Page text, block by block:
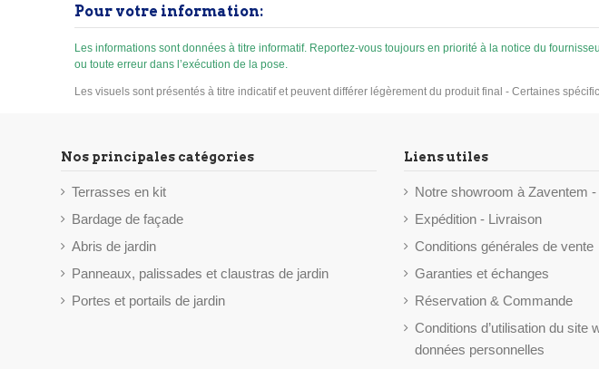
Pour votre information:
Les informations sont données à titre informatif. Reportez-vous toujours en priorité à la notice du
ou toute erreur dans l’exécution de la pose.
Les visuels sont présentés à titre indicatif et peuvent différer légèrement du produit final - Certaines
Nos principales catégories
Terrasses en kit
Bardage de façade
Abris de jardin
Panneaux, palissades et claustras de jardin
Portes et portails de jardin
Liens utiles
Notre showroom à Zaventem
Expédition - Livraison
Conditions générales de vente
Garanties et échanges
Réservation & Commande
Conditions d’utilisation du site
données personnelles